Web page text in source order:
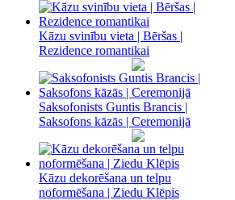
Kāzu svinību vieta | Bēršas |
Rezidence romantikai
Saksofonists Guntis Brancis |
Saksofons kāzās | Ceremonijā
Kāzu dekorēšana un telpu
noformēšana | Ziedu Klēpis